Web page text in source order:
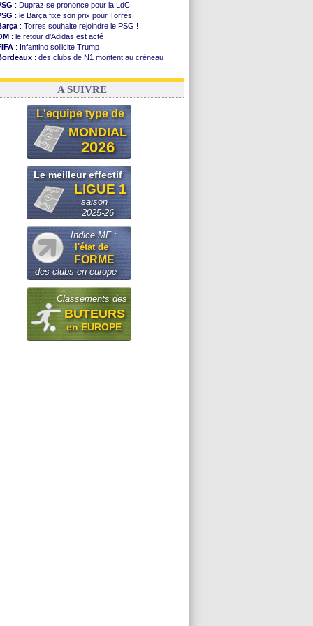
: Dupraz se prononce pour la LdC
: le Barça fixe son prix pour Torres
: Torres souhaite rejoindre le PSG !
: le retour d'Adidas est acté
: Infantino sollicite Trump
: des clubs de N1 montent au créneau
: le démenti de Leipzig pour Diomandé
A SUIVRE
L'equipe type de
MONDIAL
2026
Le meilleur effectif
LIGUE 1
saison
2025-26
Indice MF :
l'état de
FORME
des clubs en europe
Classements des
BUTEURS
en EUROPE